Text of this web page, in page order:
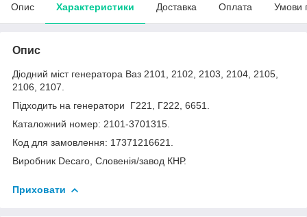
Опис Характеристики Доставка Оплата Умови
Опис
Діодний міст генератора Ваз 2101, 2102, 2103, 2104, 2105,
2106, 2107.
Підходить на генератори Г221, Г222, 6651.
Каталожний номер: 2101-3701315.
Код для замовлення: 17371216621.
Виробник Decaro, Словенія/завод КНР.
Приховати